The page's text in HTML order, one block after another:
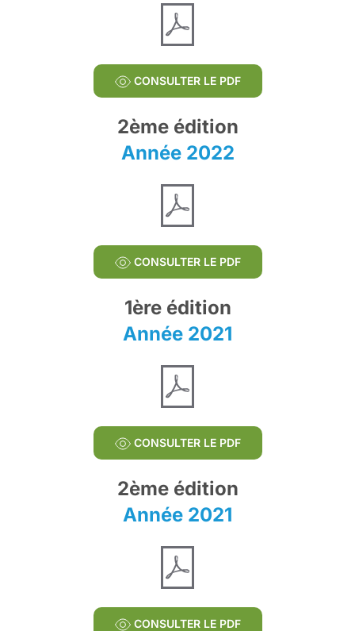
CONSULTER LE PDF
2ème édition
Année 2022
CONSULTER LE PDF
1ère édition
Année 2021
CONSULTER LE PDF
2ème édition
Année 2021
CONSULTER LE PDF